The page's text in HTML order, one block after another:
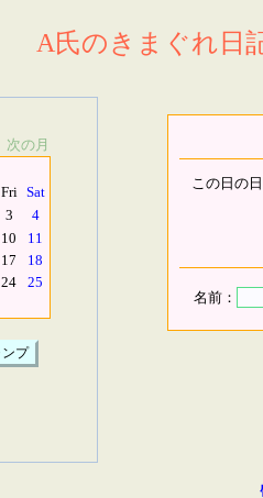
A氏のきまぐれ日
次の月
Fri Sat
3
4
10
11
17
18
24
25
この日の
名前：